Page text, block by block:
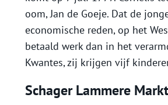
oom, Jan de Goeje. Dat de
economische reden, op het
betaald werk dan in het
Kwantes, zij krijgen vijf
Schager Lammere Markt